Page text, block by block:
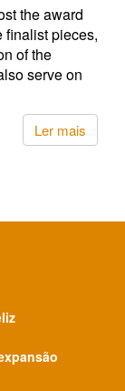
the award
finalist pieces,
of the
serve on
Ler mais